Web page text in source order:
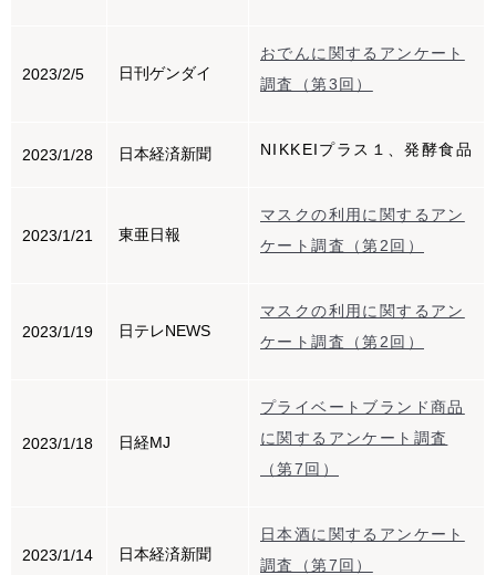
2023/2/5 日刊ゲンダイ
おでんに関するアンケート
調査（第3回）
2023/1/28 日本経済新聞 NIKKEIプラス１、発酵食品
2023/1/21 東亜日報
マスクの利用に関するアン
ケート調査（第2回）
2023/1/19 日テレNEWS
マスクの利用に関するアン
ケート調査（第2回）
2023/1/18 日経MJ
プライベートブランド商品
に関するアンケート調査
（第7回）
2023/1/14 日本経済新聞
日本酒に関するアンケート
調査（第7回）